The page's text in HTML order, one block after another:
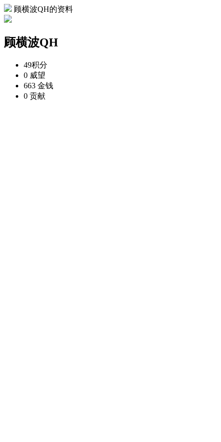
顾横波QH的资料
顾横波QH
49积分
0 威望
663 金钱
0 贡献